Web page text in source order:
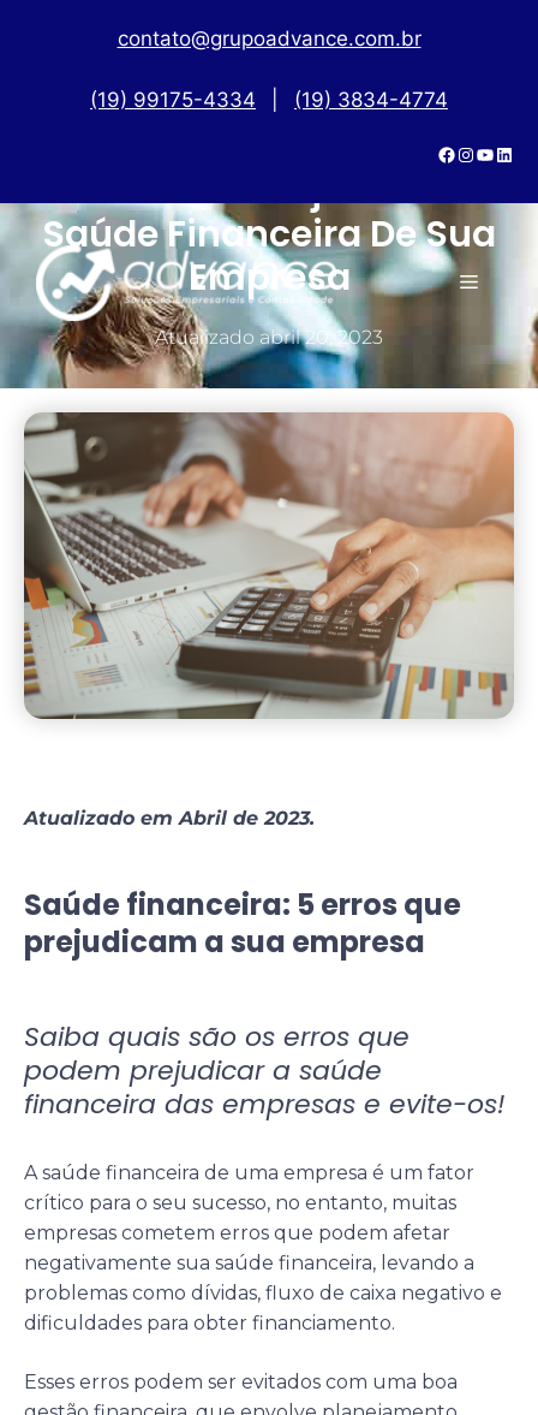
contato@grupoadvance.com.br
(19) 99175-4334 (19) 3834-4774
5 Erros Que Prejudicam A
Saúde Financeira De Sua
Empresa
Atualizado abril 20, 2023
Atualizado em Abril de 2023.
Saúde financeira: 5 erros que
prejudicam a sua empresa
Saiba quais são os erros que
podem prejudicar a saúde
financeira das empresas e evite-os!
A saúde financeira de uma empresa é um fator
crítico para o seu sucesso, no entanto, muitas
empresas cometem erros que podem afetar
negativamente sua saúde financeira, levando a
problemas como dívidas, fluxo de caixa negativo e
dificuldades para obter financiamento.
Esses erros podem ser evitados com uma boa